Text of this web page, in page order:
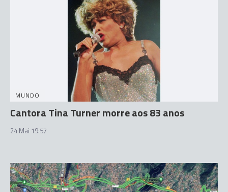
MUNDO
Cantora Tina Turner morre aos 83 anos
24 Mai 19:57